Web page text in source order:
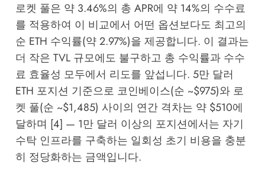
로켓 풀은 약 3.46%의 총 APR에 약 14%의 수수료
를 적용하여 이 비교에서 어떤 옵션보다도 최고의
순 ETH 수익률(약 2.97%)을 제공합니다. 이 결과는
더 작은 TVL 규모에도 불구하고 총 수익률과 수수
료 효율성 모두에서 리도를 앞섭니다. 5만 달러
ETH 포지션 기준으로 코인베이스(순 ~$975)와 로
켓 풀(순 ~$1,485) 사이의 연간 격차는 약 $510에
달하며 [4] — 1만 달러 이상의 포지션에서는 자기
수탁 인프라를 구축하는 일회성 초기 비용을 충분
히 정당화하는 금액입니다.